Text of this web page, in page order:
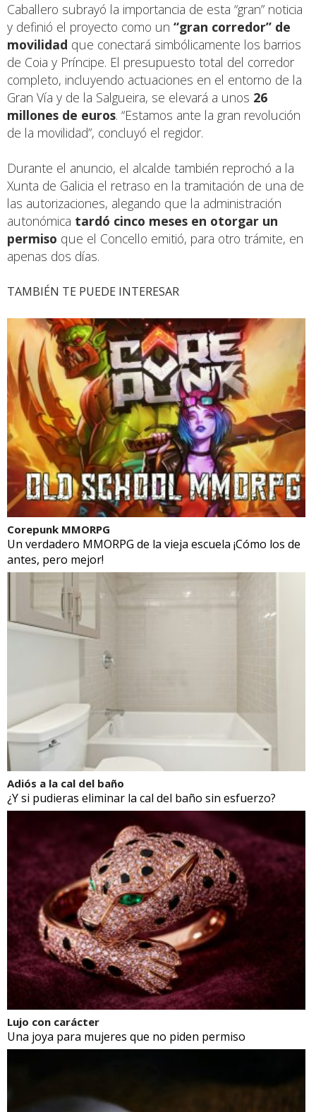
Caballero subrayó la importancia de esta “gran” noticia
y definió el proyecto como un “gran corredor” de
movilidad que conectará simbólicamente los barrios
de Coia y Príncipe. El presupuesto total del corredor
completo, incluyendo actuaciones en el entorno de la
Gran Vía y de la Salgueira, se elevará a unos 26
millones de euros. “Estamos ante la gran revolución
de la movilidad”, concluyó el regidor.
Durante el anuncio, el alcalde también reprochó a la
Xunta de Galicia el retraso en la tramitación de una de
las autorizaciones, alegando que la administración
autonómica tardó cinco meses en otorgar un
permiso que el Concello emitió, para otro trámite, en
apenas dos días.
TAMBIÉN TE PUEDE INTERESAR
Corepunk MMORPG
Un verdadero MMORPG de la vieja escuela ¡Cómo los de
antes, pero mejor!
Adiós a la cal del baño
¿Y si pudieras eliminar la cal del baño sin esfuerzo?
Lujo con carácter
Una joya para mujeres que no piden permiso